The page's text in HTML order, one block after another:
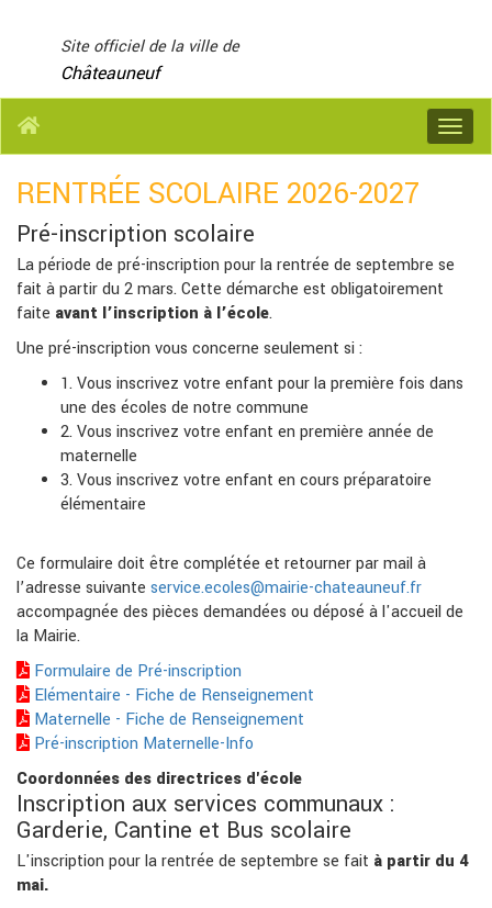
Site officiel de la ville de
Châteauneuf
Menu
RENTRÉE SCOLAIRE 2026-2027
Pré-inscription scolaire
La période de pré-inscription pour la rentrée de septembre se
fait à partir du 2 mars. Cette démarche est obligatoirement
faite avant l’inscription à l’école.
Une pré-inscription vous concerne seulement si :
1. Vous inscrivez votre enfant pour la première fois dans
une des écoles de notre commune
2. Vous inscrivez votre enfant en première année de
maternelle
3. Vous inscrivez votre enfant en cours préparatoire
élémentaire
Ce formulaire doit être complétée et retourner par mail à
l’adresse suivante service.ecoles@mairie-chateauneuf.fr
accompagnée des pièces demandées ou déposé à l'accueil de
la Mairie.
Formulaire de Pré-inscription
Elémentaire - Fiche de Renseignement
Maternelle - Fiche de Renseignement
Pré-inscription Maternelle-Info
Coordonnées des directrices d'école
Inscription aux services communaux :
Garderie, Cantine et Bus scolaire
L'inscription pour la rentrée de septembre se fait à partir du 4
mai.